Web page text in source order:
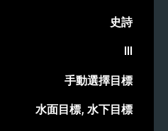
史詩
III
手動選擇目標
水面目標, 水下目標